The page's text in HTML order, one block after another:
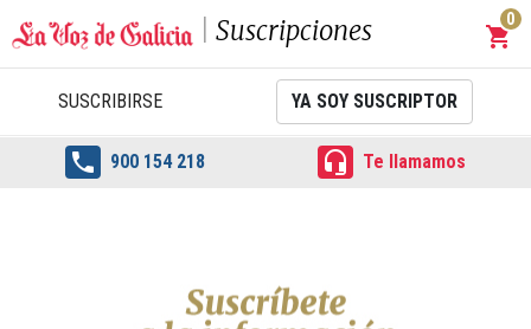
Suscripciones shopping_cart
0
SUSCRIBIRSE YA SOY SUSCRIPTOR
 900 154 218  Te llamamos